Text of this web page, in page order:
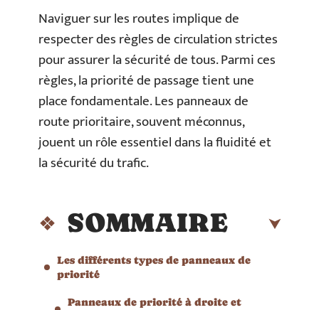
Naviguer sur les routes implique de
respecter des règles de circulation strictes
pour assurer la sécurité de tous. Parmi ces
règles, la priorité de passage tient une
place fondamentale. Les panneaux de
route prioritaire, souvent méconnus,
jouent un rôle essentiel dans la fluidité et
la sécurité du trafic.
SOMMAIRE
Les différents types de panneaux de
priorité
Panneaux de priorité à droite et